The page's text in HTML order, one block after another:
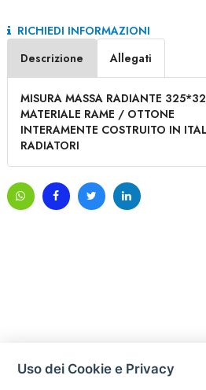
RICHIEDI INFORMAZIONI
Descrizione
Allegati
MISURA MASSA RADIANTE
MATERIALE RAME / OTTONE
INTERAMENTE COSTRUITO IN
RADIATORI
Uso dei Cookie e Privacy